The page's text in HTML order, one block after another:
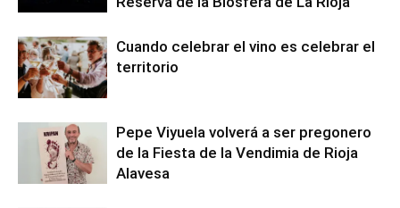
Cuando celebrar el vino es celebrar el
territorio
Pepe Viyuela volverá a ser pregonero
de la Fiesta de la Vendimia de Rioja
Alavesa